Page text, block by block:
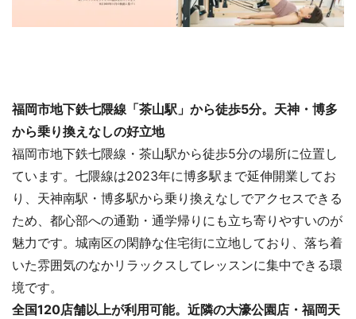
福岡市地下鉄七隈線「茶山駅」から徒歩5分。天神・博多
から乗り換えなしの好立地
福岡市地下鉄七隈線・茶山駅から徒歩5分の場所に位置し
ています。七隈線は2023年に博多駅まで延伸開業してお
り、天神南駅・博多駅から乗り換えなしでアクセスできる
ため、都心部への通勤・通学帰りにも立ち寄りやすいのが
魅力です。城南区の閑静な住宅街に立地しており、落ち着
いた雰囲気のなかリラックスしてレッスンに集中できる環
境です。
全国120店舗以上が利用可能。近隣の大濠公園店・福岡天